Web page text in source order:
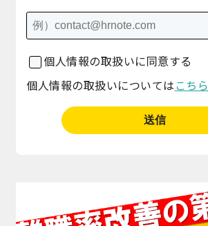
個人情報の取扱いに同意する
個人情報の取扱いについては こちら